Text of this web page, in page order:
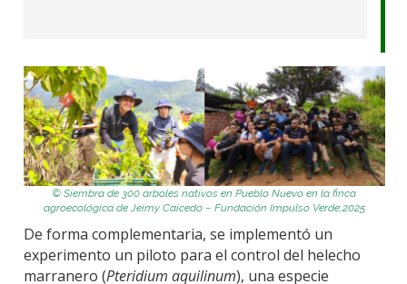
© Siembra de 300 arboles nativos en Pueblo Nuevo en la finca
agroecológica deJeimyCaicedo – Fundación Impulso Verde,2025
De forma complementaria, se implementó un
experimento un piloto para el control del helecho
marranero (Pteridium aquilinum), una especie